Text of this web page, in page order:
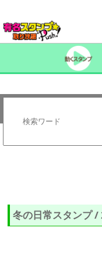
冬の日常スタンプ /